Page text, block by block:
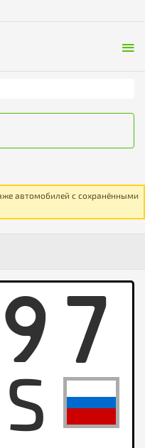
автомобилей с сохранёнными